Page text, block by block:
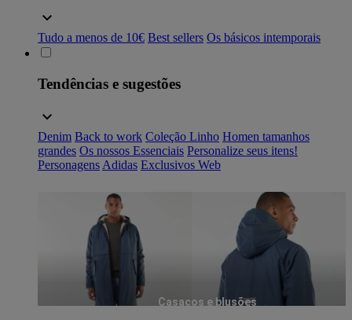
Tudo a menos de 10€ Best sellers Os básicos intemporais
Tendências e sugestões
Denim Back to work Coleção Linho Homen tamanhos
grandes Os nossos Essenciais Personalize seus itens!
Personagens Adidas Exclusivos Web
Casacos e blusões